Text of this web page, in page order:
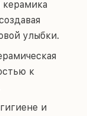
улыбки.
к
и